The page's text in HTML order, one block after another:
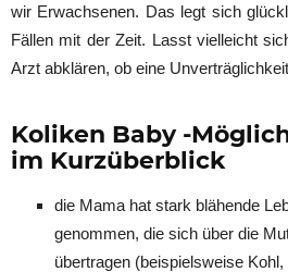
wir Erwachsenen. Das legt sich
Fällen mit der Zeit. Lasst vielleicht
Arzt abklären, ob eine
Koliken Baby -
im Kurzüberblick
die Mama hat stark blähende
genommen, die sich über die
übertragen (beispielsweise